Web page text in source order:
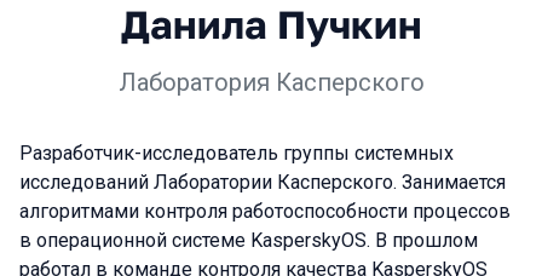
Данила Пучкин
Лаборатория Касперского
Разработчик-исследователь группы системных
исследований Лаборатории Касперского. Занимается
алгоритмами контроля работоспособности процессов
в операционной системе KasperskyOS. В прошлом
работал в команде контроля качества KasperskyOS